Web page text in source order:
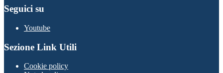
Seguici su
Youtube
Sezione Link Utili
Cookie policy